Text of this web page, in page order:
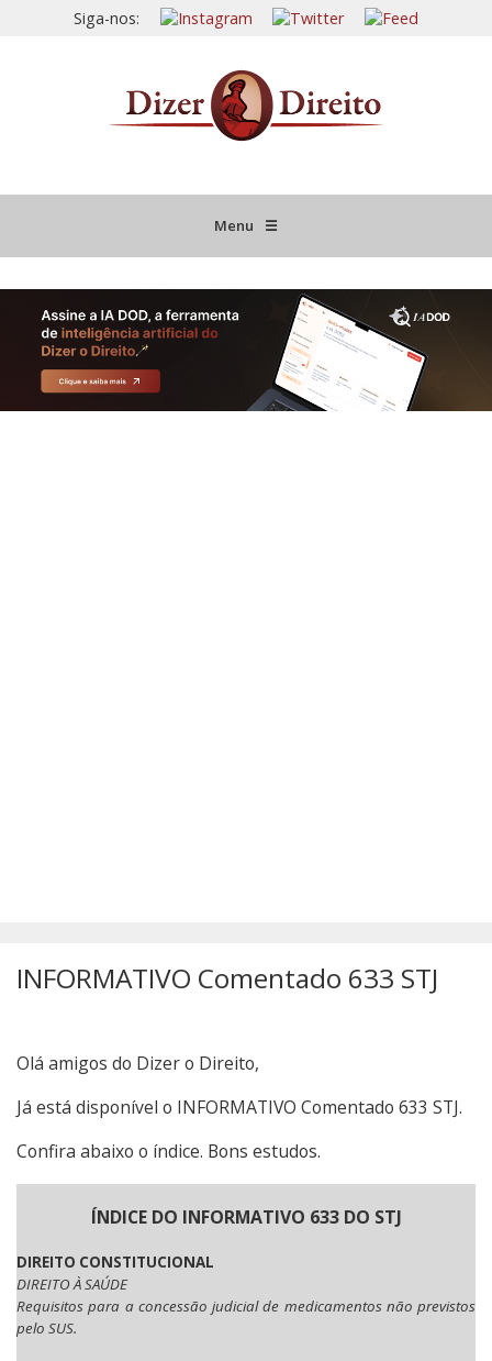
Siga-nos:
Menu ☰
JURISPRUDÊNCIA COMENTADA
INFORMATIVOS COMENTADOS
INFORMATIVO Comentado 633 STJ
Olá amigos do Dizer o Direito,
Já está disponível o INFORMATIVO Comentado 633 STJ.
Confira abaixo o índice. Bons estudos.
ÍNDICE DO INFORMATIVO 633 DO STJ
DIREITO CONSTITUCIONAL
DIREITO À SAÚDE
Requisitos para a concessão judicial de medicamentos não previstos
pelo SUS.